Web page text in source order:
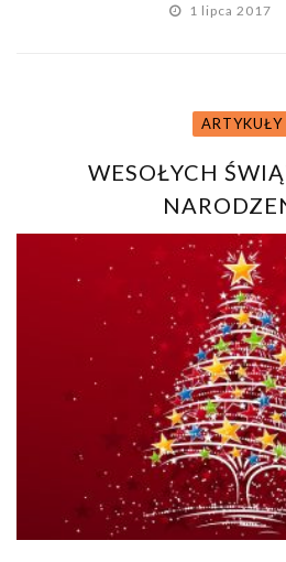
1 lipca 2017
ARTYKUŁY
WESOŁYCH